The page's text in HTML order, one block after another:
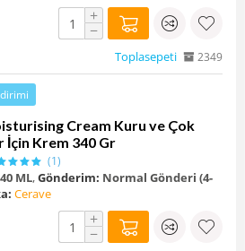
+
−
Toplasepeti 2349
Cream Kuru ve Çok
İçin Krem 340 Gr
(1)
ML,Gönderim: Normal Gönderi (4-
Cerave
+
−